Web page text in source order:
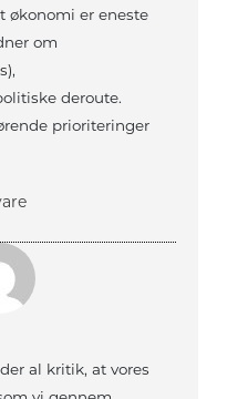
økonomi er eneste
om
deroute.
prioriteringer
al kritik, at vores